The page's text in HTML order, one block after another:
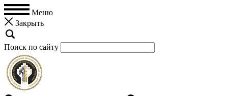
Меню
Закрыть
Поиск по сайту